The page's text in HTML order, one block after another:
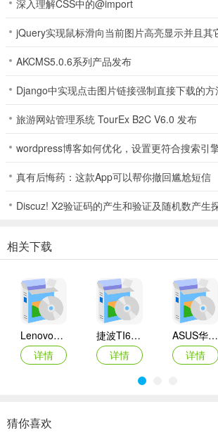
深入理解CSS中的@import
jQuery实现鼠标滑向当前图片高亮显示并且其
AKCMS5.0.6系列产品发布
Django中实现点击图片链接强制直接下载的方
旅游网站管理系统 TourEx B2C V6.0 发布
wordpress博客如何优化，设置更符合搜索引
真有后悔药：这款App可以帮你撤回尴尬短信
Discuz! X2验证码的产生和验证及随机数产生
相关下载
Lenovo联想 Ideapad Z465/Z565系列笔记本 声卡驱动
详情
捷波TI61AG-A主板BIOS
详情
ASUS华硕F1A55-M LX3 R2.0主板BIOS
详情
猜你喜欢